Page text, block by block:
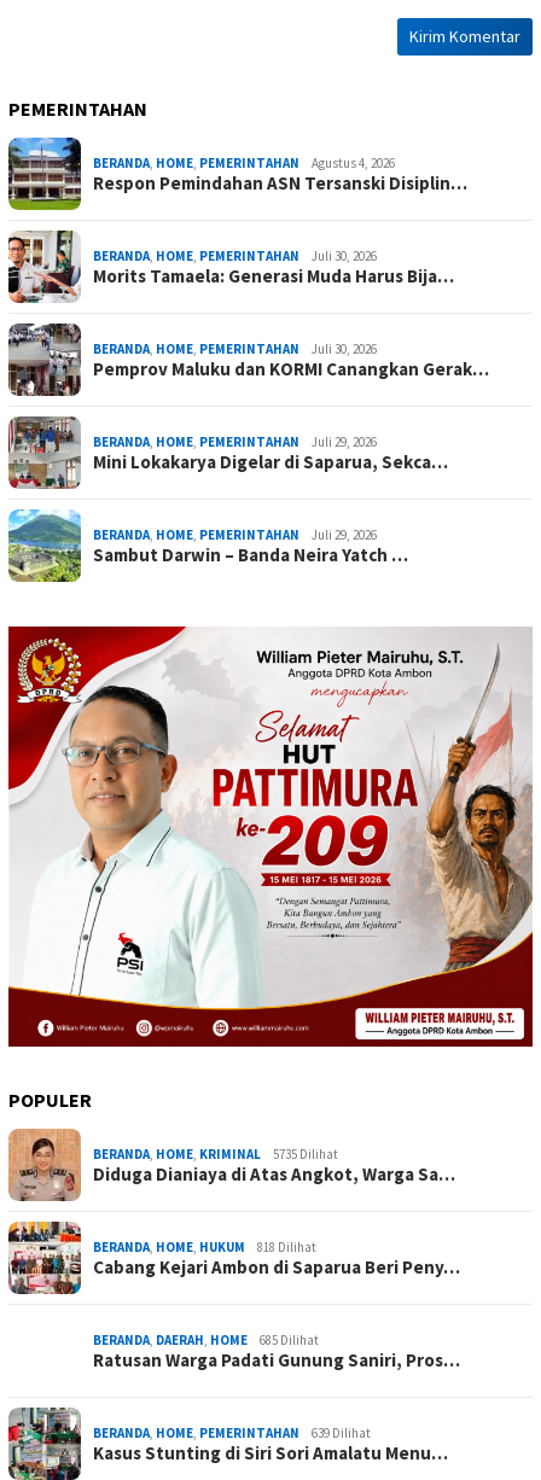
PEMERINTAHAN
BERANDA, HOME, PEMERINTAHAN Agustus 4, 2026
Respon Pemindahan ASN Tersanski Disiplin…
BERANDA, HOME, PEMERINTAHAN Juli 30, 2026
Morits Tamaela: Generasi Muda Harus Bija…
BERANDA, HOME, PEMERINTAHAN Juli 30, 2026
Pemprov Maluku dan KORMI Canangkan Gerak…
BERANDA, HOME, PEMERINTAHAN Juli 29, 2026
Mini Lokakarya Digelar di Saparua, Sekca…
BERANDA, HOME, PEMERINTAHAN Juli 29, 2026
Sambut Darwin – Banda Neira Yatch …
POPULER
BERANDA, HOME, KRIMINAL 5735 Dilihat
Diduga Dianiaya di Atas Angkot, Warga Sa…
BERANDA, HOME, HUKUM 818 Dilihat
Cabang Kejari Ambon di Saparua Beri Peny…
BERANDA, DAERAH, HOME 685 Dilihat
Ratusan Warga Padati Gunung Saniri, Pros…
BERANDA, HOME, PEMERINTAHAN 639 Dilihat
Kasus Stunting di Siri Sori Amalatu Menu…